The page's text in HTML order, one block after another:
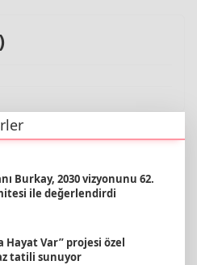
)
Burkay, 2030 vizyonunu 62.
ile değerlendirdi
Hayat Var” projesi özel
tatili sunuyor